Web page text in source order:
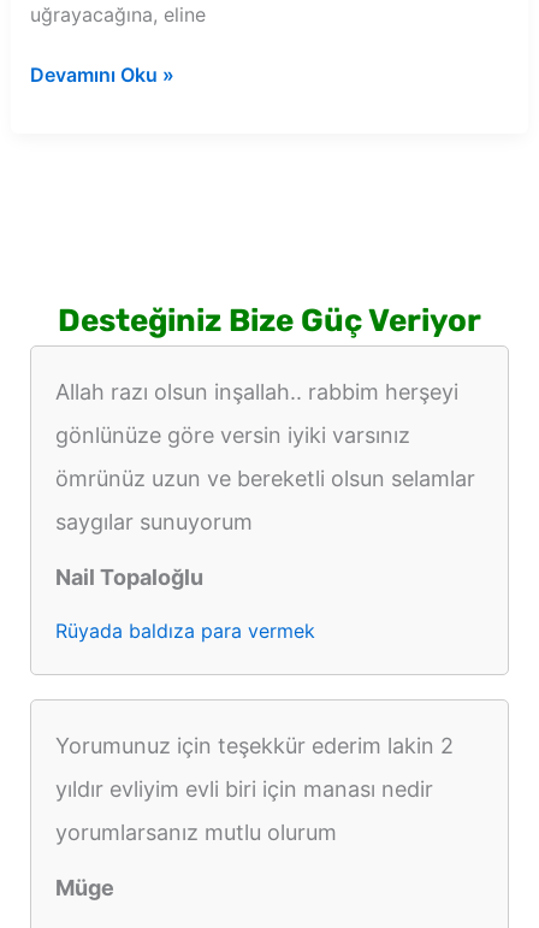
uğrayacağına, eline
Rüyada
Devamını Oku »
Desteğiniz Bize Güç Veriyor
Allah razı olsun inşallah.. rabbim herşeyi
gönlünüze göre versin iyiki varsınız
ömrünüz uzun ve bereketli olsun selamlar
saygılar sunuyorum
Nail Topaloğlu
Rüyada baldıza para vermek
Yorumunuz için teşekkür ederim lakin 2
yıldır evliyim evli biri için manası nedir
yorumlarsanız mutlu olurum
Müge